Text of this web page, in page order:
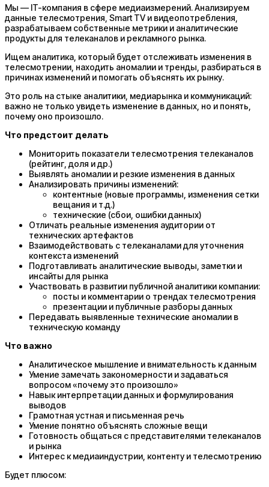
Мы — IT-компания в сфере медиаизмерений. Анализируем
данные телесмотрения, Smart TV и видеопотребления,
разрабатываем собственные метрики и аналитические
продукты для телеканалов и рекламного рынка.
Ищем аналитика, который будет отслеживать изменения в
телесмотрении, находить аномалии и тренды, разбираться в
причинах изменений и помогать объяснять их рынку.
Это роль на стыке аналитики, медиарынка и коммуникаций:
важно не только увидеть изменение в данных, но и понять,
почему оно произошло.
Что предстоит делать
Мониторить показатели телесмотрения телеканалов
(рейтинг, доля и др.)
Выявлять аномалии и резкие изменения в данных
Анализировать причины изменений:
контентные (новые программы, изменения сетки
вещания и т.д.)
технические (сбои, ошибки данных)
Отличать реальные изменения аудитории от
технических артефактов
Взаимодействовать с телеканалами для уточнения
контекста изменений
Подготавливать аналитические выводы, заметки и
инсайты для рынка
Участвовать в развитии публичной аналитики компании:
посты и комментарии о трендах телесмотрения
презентации и публичные разборы данных
Передавать выявленные технические аномалии в
техническую команду
Что важно
Аналитическое мышление и внимательность к данным
Умение замечать закономерности и задаваться
вопросом «почему это произошло»
Навык интерпретации данных и формулирования
выводов
Грамотная устная и письменная речь
Умение понятно объяснять сложные вещи
Готовность общаться с представителями телеканалов
и рынка
Интерес к медиаиндустрии, контенту и телесмотрению
Будет плюсом: